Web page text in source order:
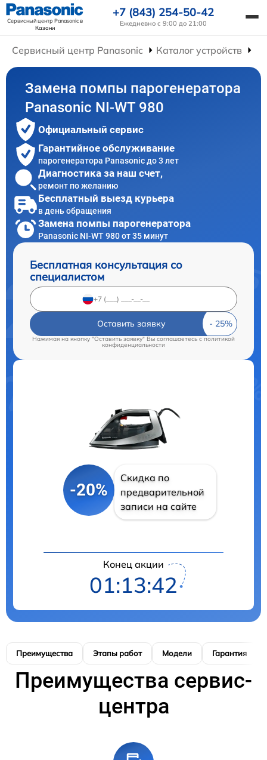
Сервисный центр Panasonicв
Казани
+7 (843) 254-50-42
Ежедневно с 9:00 до 21:00
Сервисный центр Panasonic Каталог устройств
Замена помпы парогенератора
Panasonic NI-WT 980
Официальный сервис
Гарантийное обслуживание
парогенератора Panasonic до 3 лет
Диагностика за наш счет,
ремонт по желанию
Бесплатный выезд курьера
в день обращения
Замена помпы парогенератора
Panasonic NI-WT 980 от 35 минут
Бесплатная консультация со
специалистом
Оставить заявку
Нажимая на кнопку "Оставить заявку" Вы соглашаетесь cполитикой
конфиденциальности
-20%
Скидка по
предварительной
записи на сайте
Конец акции
01:13:42
Преимущества Этапы работ Модели Гарантия
Преимущества сервис-
центра